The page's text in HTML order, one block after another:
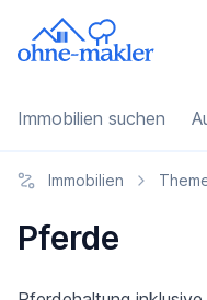
Immobilien suchen
Immobilien
Pferde